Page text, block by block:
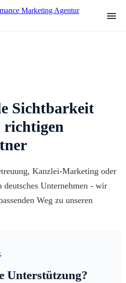
Sichtbarkeit
richtigen
Kanzlei-Marketing oder
Unternehmen - wir
Weg zu unseren
Unterstützung?